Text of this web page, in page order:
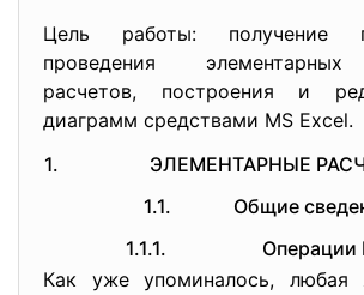
Цель работы: получение
проведения
расчетов, построения и
диаграмм средствами MS Excel.
1. ЭЛЕМЕНТАРНЫЕ
1.1. Общие
1.1.1. Операции
Как уже упоминалось, любая